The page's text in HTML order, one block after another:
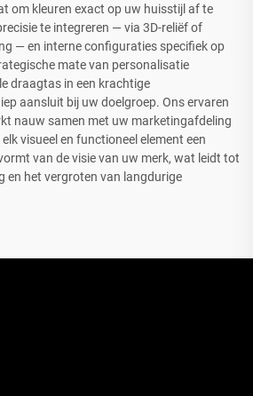
om kleuren exact op uw huisstijl af te
te integreren — via 3D-reliëf of
— en interne configuraties specifiek op
mate van personalisatie
draagtas in een krachtige
aansluit bij uw doelgroep. Ons ervaren
nauw samen met uw marketingafdeling
visueel en functioneel element een
van de visie van uw merk, wat leidt tot
en het vergroten van langdurige